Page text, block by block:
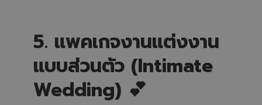
5. แพคเกจงานแต่งงาน
แบบส่วนตัว (Intimate
Wedding) 💕